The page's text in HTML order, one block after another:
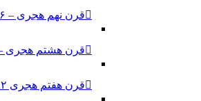
قرن نهم هجری – ۷۷۶ الی ۸۷۳ شمسی
قرن هشتم هجری – ۶۷۹ الی ۷۷۶
قرن هفتم هجری ۵۸۲ الی ۶۷۹ شمسی